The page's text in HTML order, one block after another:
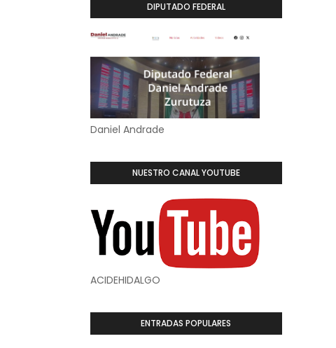
DIPUTADO FEDERAL
Daniel Andrade
NUESTRO CANAL YOUTUBE
ACIDEHIDALGO
ENTRADAS POPULARES